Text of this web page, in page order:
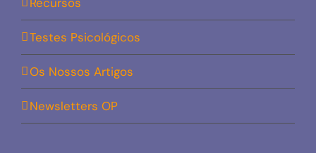
Testes Psicológicos
Os Nossos Artigos
Newsletters OP